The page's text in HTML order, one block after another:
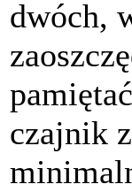
dwóch,
czajnik